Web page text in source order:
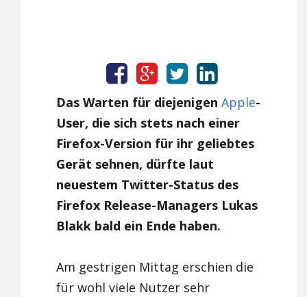
Das Warten für diejenigenApple-
User, die sich stets nach einer
Firefox-Version für ihr geliebtes
Gerät sehnen, dürfte laut
neuestem Twitter-Status des
Firefox Release-Managers Lukas
Blakk bald ein Ende haben.
Am gestrigen Mittag erschien die
für wohl viele Nutzer sehr